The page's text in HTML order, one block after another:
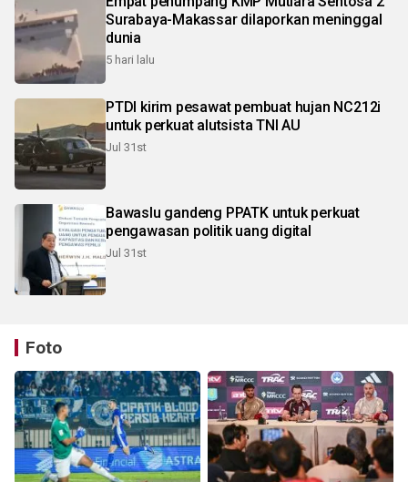
Surabaya-Makassar dilaporkan meninggal
dunia
5 hari lalu
PTDI kirim pesawat pembuat hujan NC212i
untuk perkuat alutsista TNI AU
Jul 31st
Bawaslu gandeng PPATK untuk perkuat
pengawasan politik uang digital
Jul 31st
Foto